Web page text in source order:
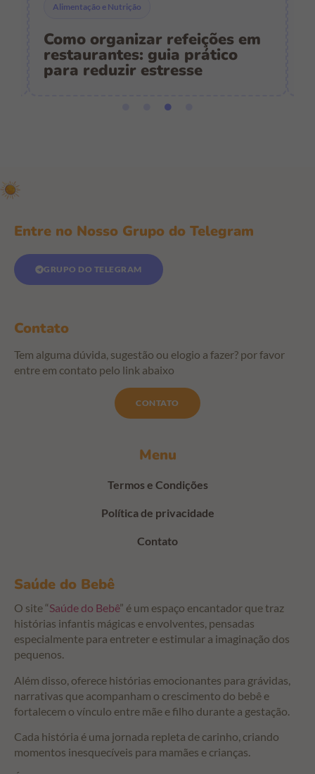
Alimentação e Nutrição
Como organizar refeições em
restaurantes: guia prático
para reduzir estresse
Saúde do Bebê
O site “Saúde do Bebê” é um espaço encantador que traz
histórias infantis mágicas e envolventes, pensadas
especialmente para entreter e estimular a imaginação dos
pequenos.
Além disso, oferece histórias emocionantes para grávidas,
narrativas que acompanham o crescimento do bebê e
fortalecem o vínculo entre mãe e filho durante a gestação.
Cada história é uma jornada repleta de carinho, criando
momentos inesquecíveis para mamães e crianças.
Menu
Termos e Condições
Política de privacidade
Contato
Entre no Nosso Grupo do Telegram
GRUPO DO TELEGRAM
Contato
Tem alguma dúvida, sugestão ou elogio a fazer? por favor
entre em contato pelo link abaixo
CONTATO